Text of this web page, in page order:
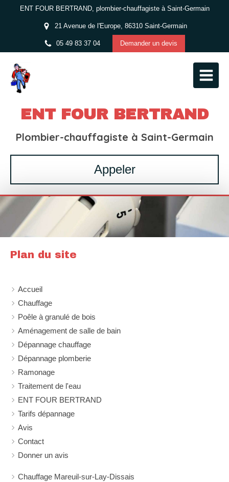
ENT FOUR BERTRAND, plombier-chauffagiste à Saint-Germain
21 Avenue de l'Europe, 86310 Saint-Germain
05 49 83 37 04 Demander un devis
ENT FOUR BERTRAND
Plombier-chauffagiste à Saint-Germain
Appeler
Plan du site
Accueil
Chauffage
Poêle à granulé de bois
Aménagement de salle de bain
Dépannage chauffage
Dépannage plomberie
Ramonage
Traitement de l'eau
ENT FOUR BERTRAND
Tarifs dépannage
Avis
Contact
Donner un avis
Chauffage Mareuil-sur-Lay-Dissais